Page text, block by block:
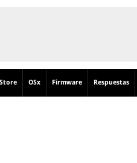
OSx Firmware Respuestas